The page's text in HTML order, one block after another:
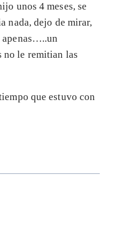
unos 4 meses, se
nada, dejo de mirar,
apenas…..un
le remitian las
que estuvo con